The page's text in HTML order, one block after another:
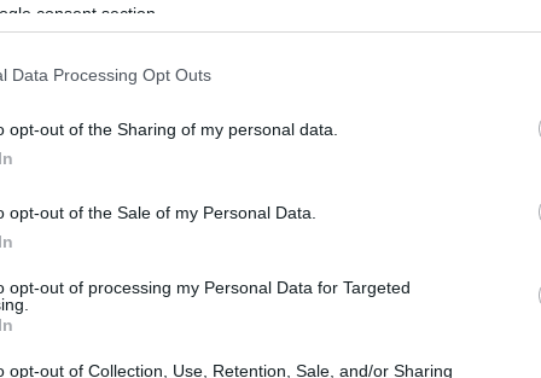
consent section.
Data Processing Opt Outs
opt-out of the Sharing of my personal data.
opt-out of the Sale of my Personal Data.
opt-out of processing my Personal Data for Targeted
opt-out of Collection, Use, Retention, Sale, and/or Sharing
διαχρονικά από σημαντικές
(R&D). Το 2025, οι σχετικές δαπάνες
14 εκατ. ευρώ, έναντι 11,1 εκατ. ευρώ το
20:12